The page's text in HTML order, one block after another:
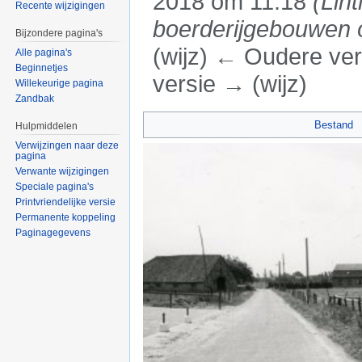
boerderijgebouwen
(wijz) ← Oudere
versie → (wijz)
Bestand
Recente wijzigingen
Bijzondere pagina's
Alle pagina's
Beginnetjes
Willekeurige pagina
Zandbak
Hulpmiddelen
Verwijzingen naar deze
pagina
Verwante wijzigingen
Speciale pagina's
Printvriendelijke versie
Permanente koppeling
Paginagegevens